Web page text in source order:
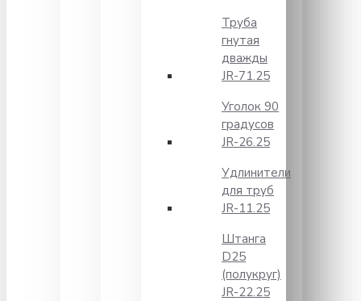
Труба
гнутая
дважды
JR-71.25
Уголок 90
градусов
JR-26.25
Удлинители
для труб
JR-11.25
Штанга
D25
(полукруг)
JR-22.25